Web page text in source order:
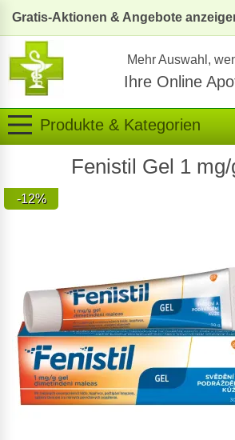
Gratis-Aktionen & Angebote
Mehr Auswahl,
Ihre Online
Produkte & Kategorien
Fenistil Gel 1
-12%